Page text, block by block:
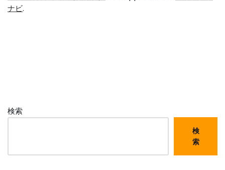
ナビ.
検索
検
索